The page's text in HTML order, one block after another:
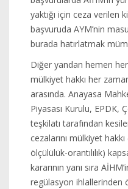
yaktığı için ceza verilen
başvuruda AYM’nin
burada hatırlatmak
Diğer yandan hemen her
mülkiyet hakkı her
arasında. Anayasa
Piyasası Kurulu, EPDK,
teşkilatı tarafından
cezalarını mülkiyet
ölçülülük-orantılılık)
kararının yanı sıra
regülasyon ihlallerinden